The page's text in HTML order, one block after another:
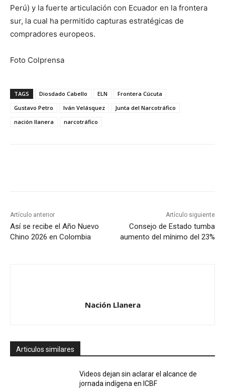
Perú) y la fuerte articulación con Ecuador en la frontera
sur, la cual ha permitido capturas estratégicas de
compradores europeos.
Foto Colprensa
TAGS Diosdado Cabello ELN
Frontera Cúcuta
Gustavo Petro
Iván Velásquez
Junta del Narcotráfico
nación llanera
narcotráfico
Artículo anterior
Así se recibe el Año Nuevo
Chino 2026 en Colombia
Artículo siguiente
Consejo de Estado tumba
aumento del mínimo del 23%
Nación Llanera
Articulos similares
Videos dejan sin aclarar el alcance de
jornada indígena en ICBF